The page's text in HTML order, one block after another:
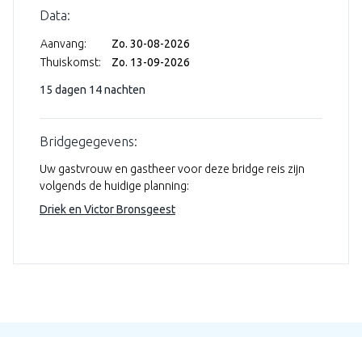
Data:
Aanvang:
Zo. 30-08-2026
Thuiskomst:
Zo. 13-09-2026
15 dagen 14 nachten
Bridgegegevens:
Uw gastvrouw en gastheer voor deze bridge reis zijn
volgends de huidige planning:
Driek en Victor Bronsgeest